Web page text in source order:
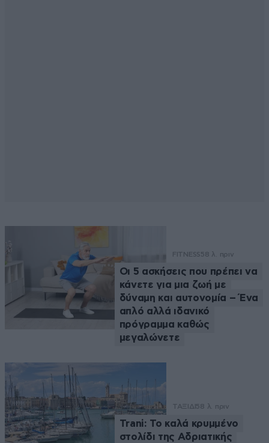
FITNESS58 λ. πριν
Οι 5 ασκήσεις που πρέπει να
κάνετε για μια ζωή με
δύναμη και αυτονομία – Ένα
απλό αλλά ιδανικό
πρόγραμμα καθώς
μεγαλώνετε
ΤΑΞΙΔΙ58 λ. πριν
Trani: Το καλά κρυμμένο
στολίδι της Αδριατικής